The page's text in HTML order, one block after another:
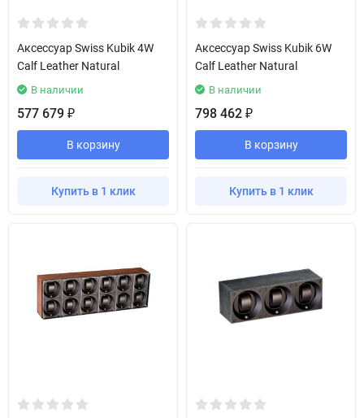
Аксессуар Swiss Kubik 4W
Calf Leather Natural
В наличии
577 679 ₽
В корзину
Купить в 1 клик
Аксессуар Swiss Kubik 6W
Calf Leather Natural
В наличии
798 462 ₽
В корзину
Купить в 1 клик